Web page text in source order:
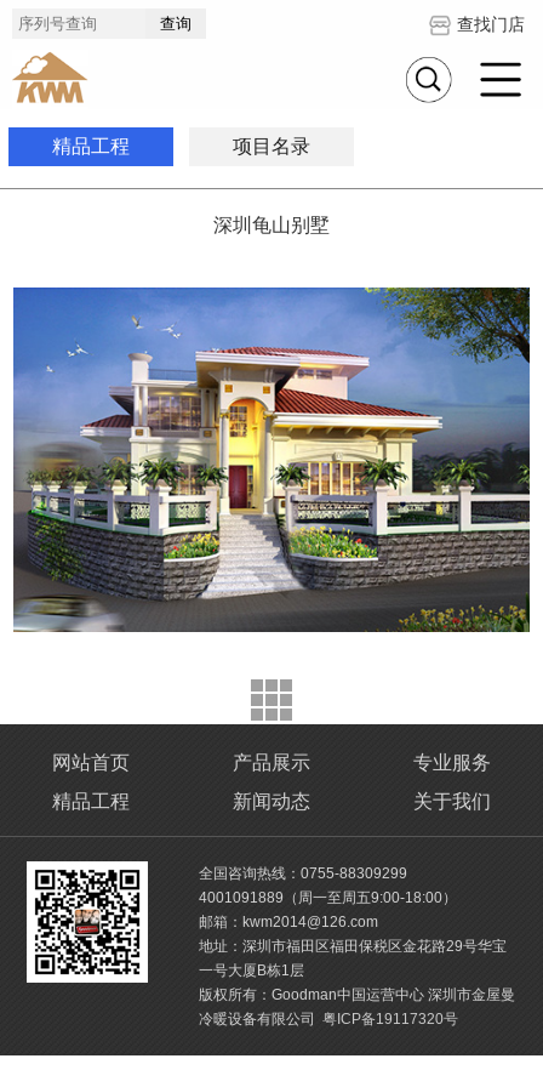
查找门店
精品工程 项目名录
深圳龟山别墅
网站首页 产品展示
专业服务
精品工程
新闻动态 关于我们
全国咨询热线：0755-88309299
4001091889（周一至周五9:00-18:00）
邮箱：kwm2014@126.com
地址：深圳市福田区福田保税区金花路29号华宝
一号大厦B栋1层
版权所有：Goodman中国运营中心 深圳市金屋曼
冷暖设备有限公司 粤ICP备19117320号